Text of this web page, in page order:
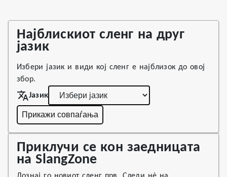
Најблискиот сленг на друг
јазик
Избери јазик и види кој сленг е најблизок до овој
збор.
Јазик
Прикажи совпаѓања
Приклучи се кон заедницата
на SlangZone